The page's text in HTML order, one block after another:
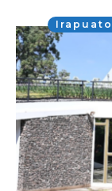
Irapuato